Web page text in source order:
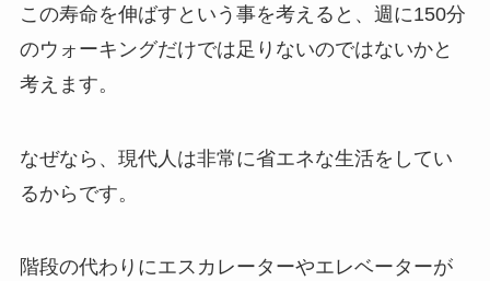
この寿命を伸ばすという事を考えると、週に150分
のウォーキングだけでは足りないのではないかと
考えます。
なぜなら、現代人は非常に省エネな生活をしてい
るからです。
階段の代わりにエスカレーターやエレベーターが